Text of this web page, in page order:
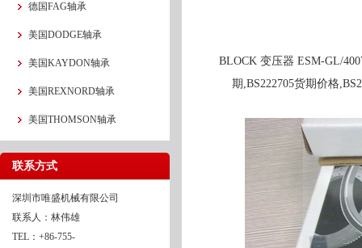
德国FAG轴承
美国DODGE轴承
美国KAYDON轴承
美国REXNORD轴承
美国THOMSON轴承
联系方式
深圳市唯盛机械有限公司
联系人：林伟雄
TEL：+86-755-
BLOCK 变压器 ESM-GL/
期,BS222705货期价格